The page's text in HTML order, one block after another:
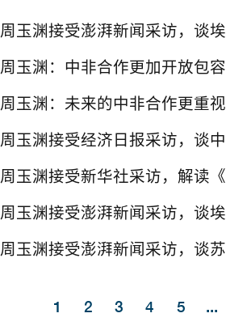
周玉渊：中非合作更加开放包容
1 2 3 4 5 ...